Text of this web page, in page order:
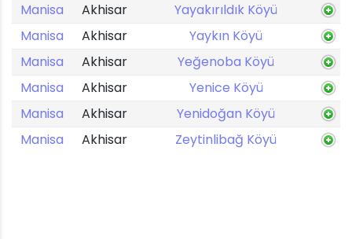
Manisa
Akhisar
Yayakırıldık Köyü
Manisa
Akhisar
Yaykın Köyü
Manisa
Akhisar
Yeğenoba Köyü
Manisa
Akhisar
Yenice Köyü
Manisa
Akhisar
Yenidoğan Köyü
Manisa
Akhisar Zeytinlibağ Köyü